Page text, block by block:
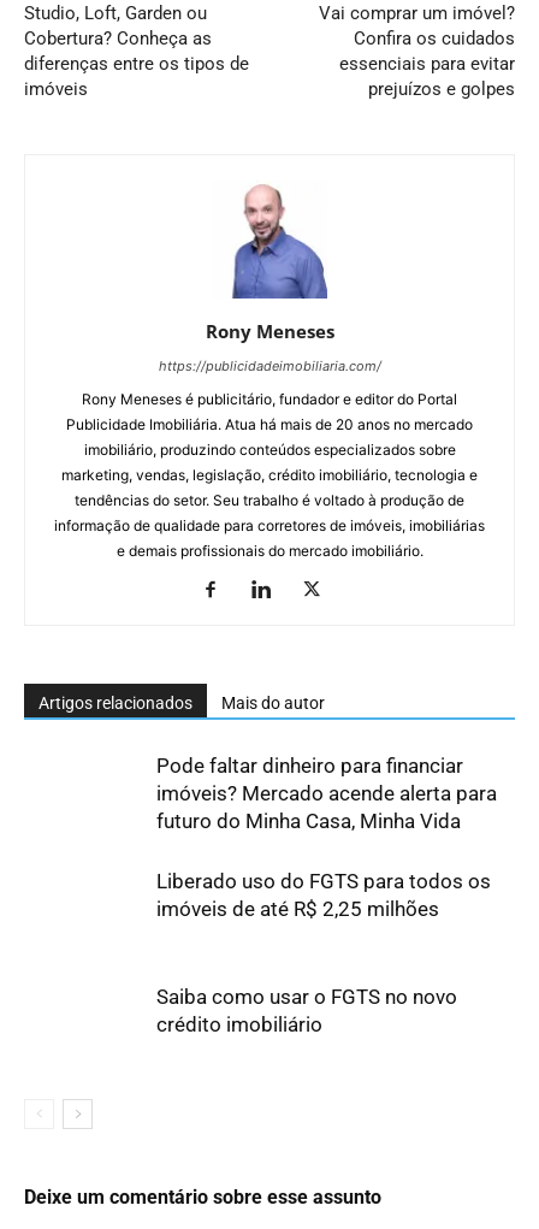
Studio, Loft, Garden ou
Cobertura? Conheça as
diferenças entre os tipos de
imóveis
Vai comprar um imóvel?
Confira os cuidados
essenciais para evitar
prejuízos e golpes
Rony Meneses
https://publicidadeimobiliaria.com/
Rony Meneses é publicitário, fundador e editor do Portal
Publicidade Imobiliária. Atua há mais de 20 anos no mercado
imobiliário, produzindo conteúdos especializados sobre
marketing, vendas, legislação, crédito imobiliário, tecnologia e
tendências do setor. Seu trabalho é voltado à produção de
informação de qualidade para corretores de imóveis, imobiliárias
e demais profissionais do mercado imobiliário.
Artigos relacionados Mais do autor
Pode faltar dinheiro para financiar
imóveis? Mercado acende alerta para
futuro do Minha Casa, Minha Vida
Liberado uso do FGTS para todos os
imóveis de até R$ 2,25 milhões
Saiba como usar o FGTS no novo
crédito imobiliário
Deixe um comentário sobre esse assunto